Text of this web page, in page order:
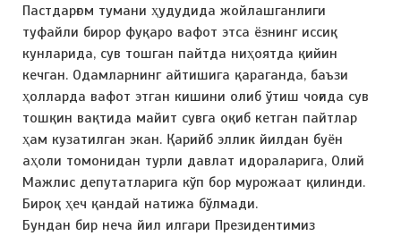
Пастдарғом тумани ҳудудида жойлашганлиги
туфайли бирор фуқаро вафот этса ёзнинг иссиқ
кунларида, сув тошган пайтда ниҳоятда қийин
кечган. Одамларнинг айтишига қараганда, баъзи
ҳолларда вафот этган кишини олиб ўтиш чоғида сув
тошқин вақтида майит сувга оқиб кетган пайтлар
ҳам кузатилган экан. Қарийб эллик йилдан буён
аҳоли томонидан турли давлат идораларига, Олий
Мажлис депутатларига кўп бор мурожаат қилинди.
Бироқ ҳеч қандай натижа бўлмади.
Бундан бир неча йил илгари Президентимиз